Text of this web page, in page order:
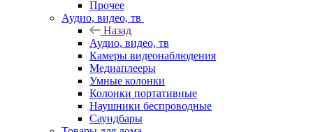
Прочее
Аудио, видео, тв
Назад
Аудио, видео, тв
Камеры видеонаблюдения
Медиаплееры
Умные колонки
Колонки портативные
Наушники беспроводные
Саундбары